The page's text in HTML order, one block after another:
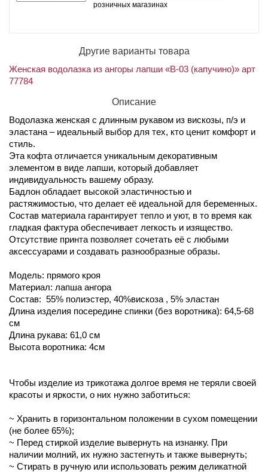
розничных магазинах
Другие варианты товара
Женская водолазка из ангоры лапши «В-03 (капучино)» арт
77784
Описание
Водолазка женская с длинным рукавом из вискозы, п/э и
эластана – идеальный выбор для тех, кто ценит комфорт и
стиль.
Эта кофта отличается уникальным декоративным
элементом в виде лапши, который добавляет
индивидуальность вашему образу.
Бадлон обладает высокой эластичностью и
растяжимостью, что делает её идеальной для беременных.
Состав материала гарантирует тепло и уют, в то время как
гладкая фактура обеспечивает легкость и изящество.
Отсутствие принта позволяет сочетать её с любыми
аксессуарами и создавать разнообразные образы.
Модель: прямого кроя
Материал: лапша ангора
Состав: 55% полиэстер, 40%вискоза , 5% эластан
Длина изделия посередине спинки (без воротника): 64,5-68
см
Длина рукава: 61,0 см
Высота воротника: 4см
Чтобы изделие из трикотажа долгое время не теряли своей
красоты и яркости, о них нужно заботиться:
~ Хранить в горизонтальном положении в сухом помещении
(не более 65%);
~ Перед стиркой изделие вывернуть на изнанку. При
наличии молний, их нужно застегнуть и также вывернуть;
~ Стирать в ручную или использовать режим деликатной